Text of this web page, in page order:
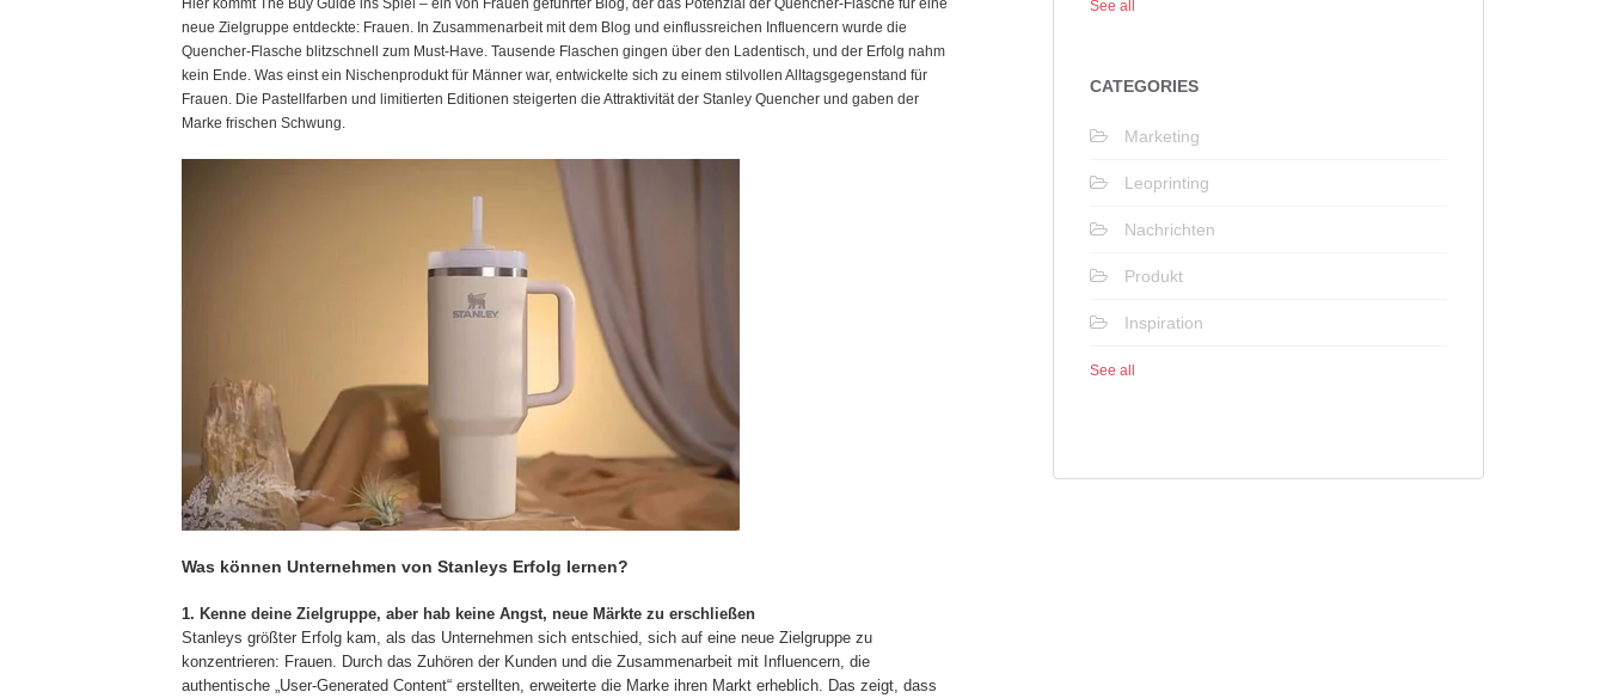
Hier kommt The Buy Guide ins Spiel – ein von Frauen geführter Blog, der das Potenzial der Quencher-Flasche für eine
neue Zielgruppe entdeckte: Frauen. In Zusammenarbeit mit dem Blog und einflussreichen Influencern wurde die
Quencher-Flasche blitzschnell zum Must-Have. Tausende Flaschen gingen über den Ladentisch, und der Erfolg nahm
kein Ende. Was einst ein Nischenprodukt für Männer war, entwickelte sich zu einem stilvollen Alltagsgegenstand für
Frauen. Die Pastellfarben und limitierten Editionen steigerten die Attraktivität der Stanley Quencher und gaben der
Marke frischen Schwung.
Was können Unternehmen von Stanleys Erfolg lernen?
1. Kenne deine Zielgruppe, aber hab keine Angst, neue Märkte zu erschließen
Stanleys größter Erfolg kam, als das Unternehmen sich entschied, sich auf eine neue Zielgruppe zu
konzentrieren: Frauen. Durch das Zuhören der Kunden und die Zusammenarbeit mit Influencern, die
authentische „User-Generated Content“ erstellten, erweiterte die Marke ihren Markt erheblich. Das zeigt, dass
See all
CATEGORIES
Marketing
Leoprinting
Nachrichten
Produkt
Inspiration
See all